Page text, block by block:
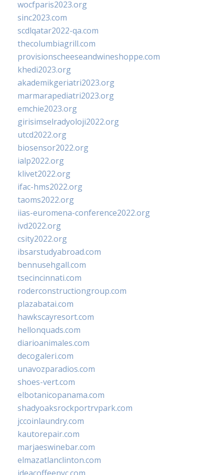
wocfparis2023.org
sinc2023.com
scdlqatar2022-qa.com
thecolumbiagrill.com
provisionscheeseandwineshoppe.com
khedi2023.org
akademikgeriatri2023.org
marmarapediatri2023.org
emchie2023.org
girisimselradyoloji2022.org
utcd2022.org
biosensor2022.org
ialp2022.org
klivet2022.org
ifac-hms2022.org
taoms2022.org
iias-euromena-conference2022.org
ivd2022.org
csity2022.org
ibsarstudyabroad.com
bennusehgall.com
tsecincinnati.com
roderconstructiongroup.com
plazabatai.com
hawkscayresort.com
hellonquads.com
diarioanimales.com
decogaleri.com
unavozparadios.com
shoes-vert.com
elbotanicopanama.com
shadyoaksrockportrvpark.com
jccoinlaundry.com
kautorepair.com
marjaeswinebar.com
elmazatlanclinton.com